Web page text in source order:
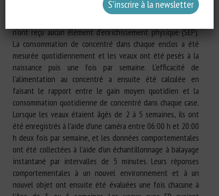
chaînes en plastique, tétines en caoutchouc et filets à foin
n’ont reçu aucun élément d’enrichissement physique (SEP).
La consommation de concentré dans chaque enclos a été
mesurée quotidiennement et les veaux ont été pesés à la
naissance puis une fois par semaine. L’efficacité de
l’alimentation au concentré a ensuite été calculée en
faisant le rapport entre le gain moyen quotidien et la
consommation quotidienne de concentré dans chaque case.
Lorsque les veaux étaient âgés de 2 à 5 semaines, ils ont
été enregistrés à l’aide d’une caméra entre 06:00 h et 20:00
h deux fois par semaine, et les données comportementales
ont été collectées à l’aide d’un échantillonnage à balayage
instantané par intervalles de 5 minutes. Leurs réponses
comportementales à un nouvel environnement et à un
nouvel objet ont ensuite été évaluées une fois chacune à